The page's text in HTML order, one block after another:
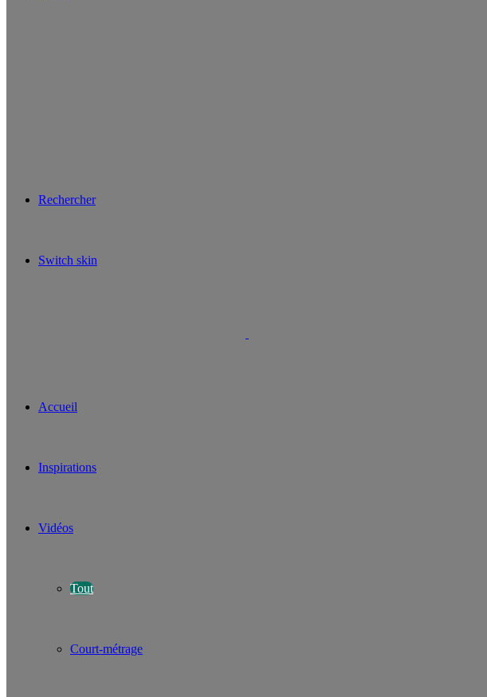
Rechercher
Switch skin
Accueil
Inspirations
Vidéos
Tout
Court-métrage